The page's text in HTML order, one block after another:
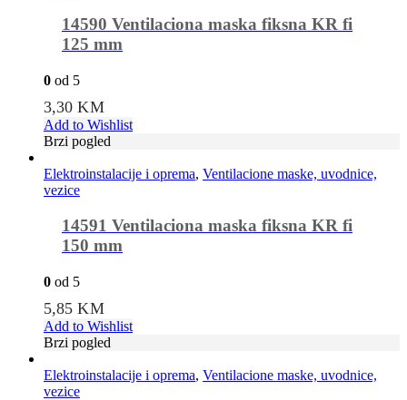
14590 Ventilaciona maska fiksna KR fi
125 mm
0 od 5
3,30KM
Add to Wishlist
Brzi pogled
Elektroinstalacije i oprema, Ventilacione maske, uvodnice,
vezice
14591 Ventilaciona maska fiksna KR fi
150 mm
0 od 5
5,85KM
Add to Wishlist
Brzi pogled
Elektroinstalacije i oprema, Ventilacione maske, uvodnice,
vezice